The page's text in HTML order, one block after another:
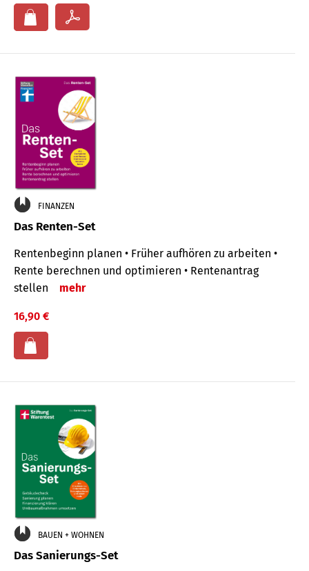
FINANZEN
Das Renten-Set
Rentenbeginn planen • Früher aufhören zu arbeiten •
Rente berechnen und optimieren • Rentenantrag
stellen
mehr
16,90 €
BAUEN + WOHNEN
Das Sanierungs-Set